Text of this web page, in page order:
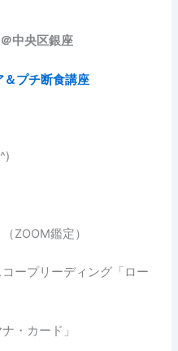
中央区銀座
＆プチ断食講座
（ZOOM鑑定）
ープリーディング「ロー
・カード」